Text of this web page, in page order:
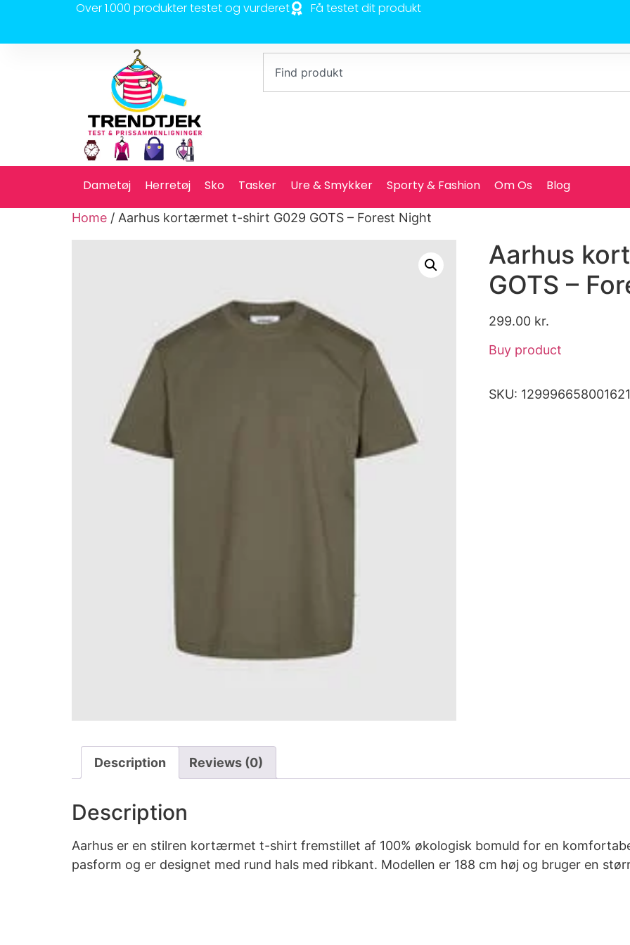
Over 1.000 produkter testet og vurderet Få testet dit produkt
Dametøj Herretøj Sko Tasker Ure & Smykker Sporty & Fashion Om Os Blog
Home / Aarhus kortærmet t-shirt G029 GOTS – Forest Night
Aarhus
GOTS –
299.00 kr.
Buy product
SKU:
Description Reviews (0)
Description
Aarhus er en stilren kortærmet t-shirt fremstillet af 100% økologisk bomuld for en
pasform og er designet med rund hals med ribkant. Modellen er 188 cm høj og bruger en